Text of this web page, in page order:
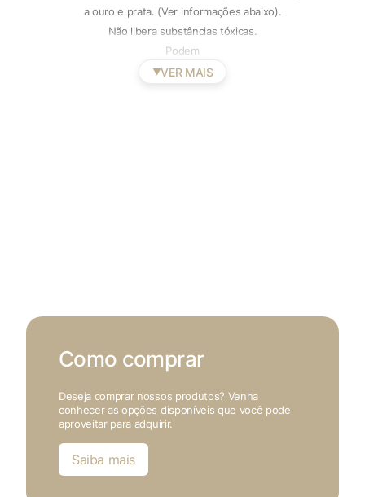
a ouro e prata. (Ver informações abaixo).
Não libera substâncias tóxicas.
Podem
▼VER MAIS
Como comprar
Deseja comprar nossos produtos? Venha
conhecer as opções disponíveis que você pode
aproveitar para adquirir.
Saiba mais
Cookies Necessários
Sempre ativado